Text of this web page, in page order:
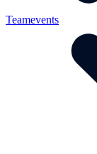
Teamevents